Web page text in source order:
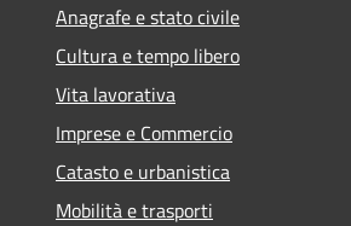
Anagrafe e stato civile
Cultura e tempo libero
Vita lavorativa
Imprese e Commercio
Catasto e urbanistica
Mobilità e trasporti